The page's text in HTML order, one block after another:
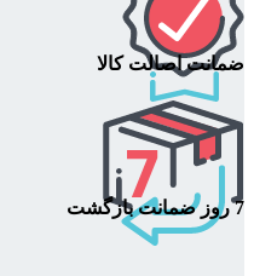
ضمانت اصالت کالا
7 روز ضمانت بازگشت